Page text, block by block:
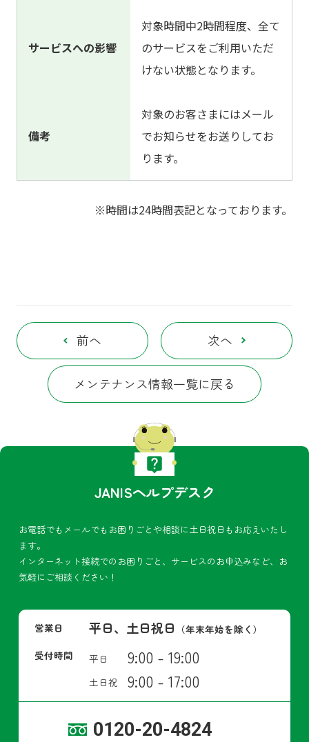
サービスへの影響
対象時間中2時間程度、全て
のサービスをご利用いただ
けない状態となります。
備考
対象のお客さまにはメール
でお知らせをお送りしてお
ります。
※時間は24時間表記となっております。
前へ
メンテナンス情報一覧に戻る
次へ
JANISヘルプデスク
お電話でもメールでもお困りごとや相談に土日祝日もお応えいたし
ます。
インターネット接続でのお困りごと、サービスのお申込みなど、お
気軽にご相談ください！
営業日 平日、土日祝日 （年末年始を除く）
受付時間
平日 9:00 - 19:00
土日祝 9:00 - 17:00
0120-20-4824